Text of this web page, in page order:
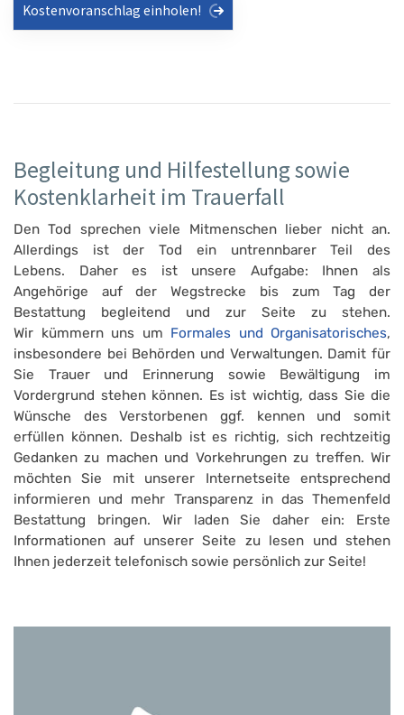
Kostenvoranschlag einholen!
Begleitung und Hilfestellung sowie
Kostenklarheit im Trauerfall
Den Tod sprechen viele Mitmenschen lieber nicht an.
Allerdings ist der Tod ein untrennbarer Teil des
Lebens. Daher es ist unsere Aufgabe: Ihnen als
Angehörige auf der Wegstrecke bis zum Tag der
Bestattung begleitend und zur Seite zu stehen.
Wir kümmern uns um Formales und Organisatorisches,
insbesondere bei Behörden und Verwaltungen. Damit für
Sie Trauer und Erinnerung sowie Bewältigung im
Vordergrund stehen können. Es ist wichtig, dass Sie die
Wünsche des Verstorbenen ggf. kennen und somit
erfüllen können. Deshalb ist es richtig, sich rechtzeitig
Gedanken zu machen und Vorkehrungen zu treffen. Wir
möchten Sie mit unserer Internetseite entsprechend
informieren und mehr Transparenz in das Themenfeld
Bestattung bringen. Wir laden Sie daher ein: Erste
Informationen auf unserer Seite zu lesen und stehen
Ihnen jederzeit telefonisch sowie persönlich zur Seite!